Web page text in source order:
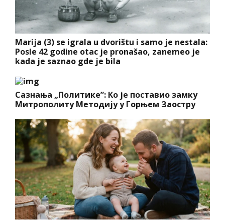
Marija (3) se igrala u dvorištu i samo je nestala:
Posle 42 godine otac je pronašao, zanemeo je
kada je saznao gde je bila
Сазнања „Политике”: Ко је поставио замку
Митрополиту Методију у Горњем Заостру